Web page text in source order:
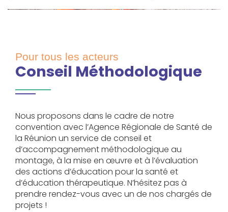
Pour tous les acteurs
Conseil Méthodologique
Nous proposons dans le cadre de notre
convention avec l’Agence Régionale de Santé de
la Réunion un service de conseil et
d’accompagnement méthodologique au
montage, à la mise en œuvre et à l’évaluation
des actions d’éducation pour la santé et
d’éducation thérapeutique. N’hésitez pas à
prendre rendez-vous avec un de nos chargés de
projets !